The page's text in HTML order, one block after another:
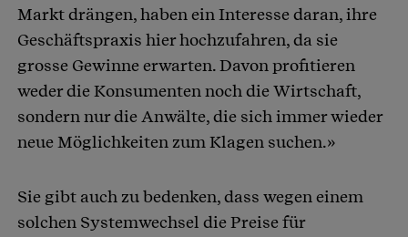
Markt drängen, haben ein Interesse daran, ihre
Geschäftspraxis hier hochzufahren, da sie
grosse Gewinne erwarten. Davon profitieren
weder die Konsumenten noch die Wirtschaft,
sondern nur die Anwälte, die sich immer wieder
neue Möglichkeiten zum Klagen suchen.»
Sie gibt auch zu bedenken, dass wegen einem
solchen Systemwechsel die Preise für